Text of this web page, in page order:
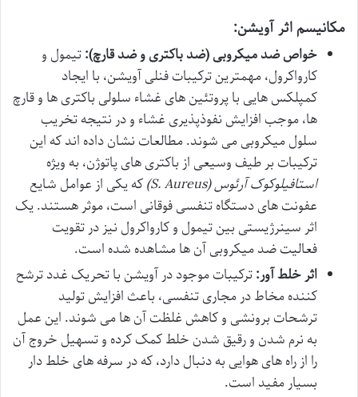
مکانیسم اثر آویشن:
خواص ضد میکروبی (ضد باکتری و ضد قارچ):تیمول و
کارواکرول، مهمترین ترکیبات فنلی آویشن، با ایجاد
کمپلکس هایی با پروتئین های غشاء سلولی باکتری ها و قارچ
ها، موجب افزایش نفوذپذیری غشاء و در نتیجه تخریب
سلول میکروبی می شوند. مطالعات نشان داده اند که این
ترکیبات بر طیف وسیعی از باکتری های پاتوژن، به ویژه
استافیلوکوک آرئوس (S. Aureus)
که یکی از عوامل شایع
عفونت های دستگاه تنفسی فوقانی است، موثر هستند. یک
اثر سینرژیستی بین تیمول و کارواکرول نیز در تقویت
فعالیت ضد میکروبی آن ها مشاهده شده است.
اثر خلط آور:ترکیبات موجود در آویشن با تحریک غدد ترشح
کننده مخاط در مجاری تنفسی، باعث افزایش تولید
ترشحات برونشی و کاهش غلظت آن ها می شوند. این عمل
به نرم شدن و رقیق شدن خلط کمک کرده و تسهیل خروج آن
را از راه های هوایی به دنبال دارد، که در سرفه های خلط دار
بسیار مفید است.